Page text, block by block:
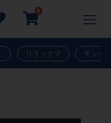
0
リラックマ モンチ